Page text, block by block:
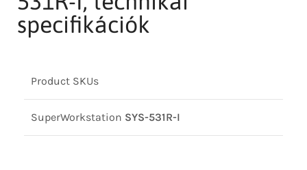
specifikációk
Product SKUs
SuperWorkstation SYS-531R-I